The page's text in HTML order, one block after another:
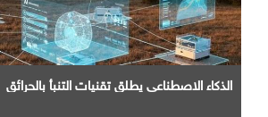
الذكاء الاصطناعي يطلق تقنيات التنبأ بالحرائق